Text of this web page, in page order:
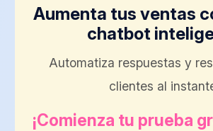
Aumenta tus ventas
chatbot
Automatiza respuestas y
clientes al
¡Comienza tu prueba